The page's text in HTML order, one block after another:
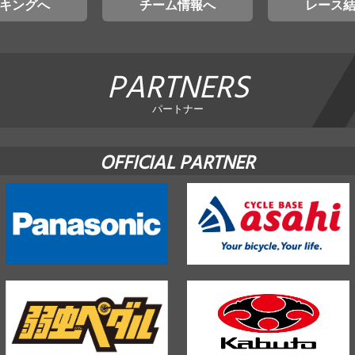
ングへ チーム情報へ レース
PARTNERS
パートナー
OFFICIAL PARTNER